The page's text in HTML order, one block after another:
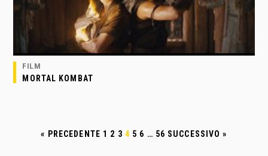
FILM
MORTAL KOMBAT
« PRECEDENTE 1 2 3 4 5 6 … 56 SUCCESSIVO »